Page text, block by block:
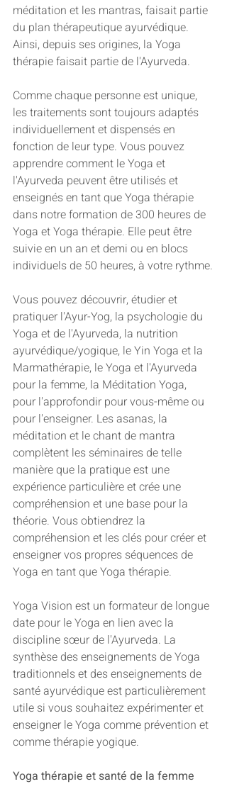
méditation et les mantras, faisait partie
du plan thérapeutique ayurvédique.
Ainsi, depuis ses origines, la Yoga
thérapie faisait partie de l'Ayurveda.
Comme chaque personne est unique,
les traitements sont toujours adaptés
individuellement et dispensés en
fonction de leur type. Vous pouvez
apprendre comment le Yoga et
l'Ayurveda peuvent être utilisés et
enseignés en tant que Yoga thérapie
dans notre formation de 300 heures de
Yoga et Yoga thérapie. Elle peut être
suivie en un an et demi ou en blocs
individuels de 50 heures, à votre rythme.
Vous pouvez découvrir, étudier et
pratiquer l'Ayur-Yog, la psychologie du
Yoga et de l'Ayurveda, la nutrition
ayurvédique/yogique, le Yin Yoga et la
Marmathérapie, le Yoga et l'Ayurveda
pour la femme, la Méditation Yoga,
pour l'approfondir pour vous-même ou
pour l'enseigner. Les asanas, la
méditation et le chant de mantra
complètent les séminaires de telle
manière que la pratique est une
expérience particulière et crée une
compréhension et une base pour la
théorie. Vous obtiendrez la
compréhension et les clés pour créer et
enseigner vos propres séquences de
Yoga en tant que Yoga thérapie.
Yoga Vision est un formateur de longue
date pour le Yoga en lien avec la
discipline sœur de l'Ayurveda. La
synthèse des enseignements de Yoga
traditionnels et des enseignements de
santé ayurvédique est particulièrement
utile si vous souhaitez expérimenter et
enseigner le Yoga comme prévention et
comme thérapie yogique.
Yoga thérapie et santé de la femme